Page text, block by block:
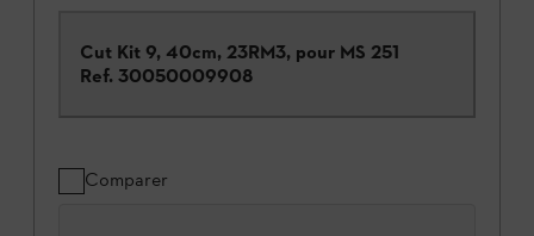
Cut Kit 9, 40cm, 23RM3, pour MS 251
Ref. 30050009908
Comparer